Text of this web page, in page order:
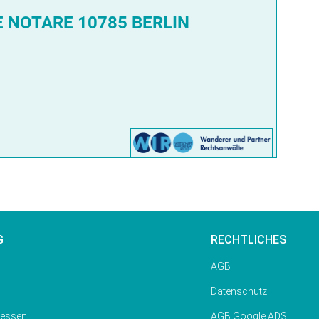
NOTARE 10785 BERLIN
RECHTLICHES
AGB
Datenschutz
AGB Google ADS